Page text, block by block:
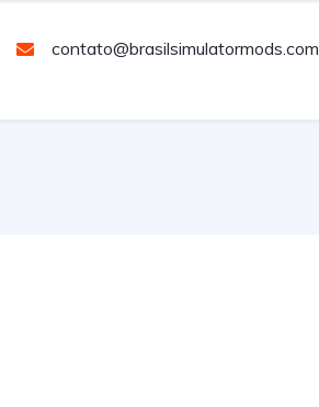
contato@brasilsimulatormods.com